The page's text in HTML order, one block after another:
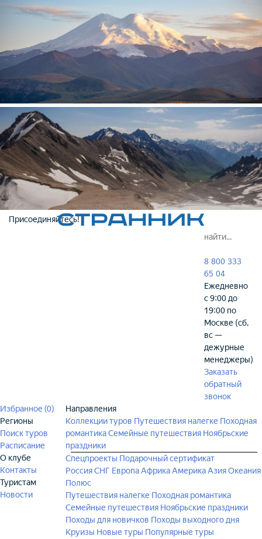
Присоединяйтесь!
8 800 333
65 04
Ежедневно
с 9:00 до
19:00 по
Москве (сб,
вс —
дежурные
менеджеры)
Заказать
обратный
звонок
Избранное (0)
Регионы
Поиск туров
Расписание
О клубе
Контакты
Туристам
Новости
Направления
Коллекции туров Путешествия налегке Походная
романтикаСемейные путешествия Ноябрьские
праздники
Спецпроекты Подарочный сертификат
РоссияСНГ ЕвропаАфрикаАмерикаАзияОкеания
Полюс
Путешествия налегке Походная романтика
Семейные путешествия Ноябрьские праздники
Походы для новичков Походы выходного дня
Круизы Новые туры Популярные туры